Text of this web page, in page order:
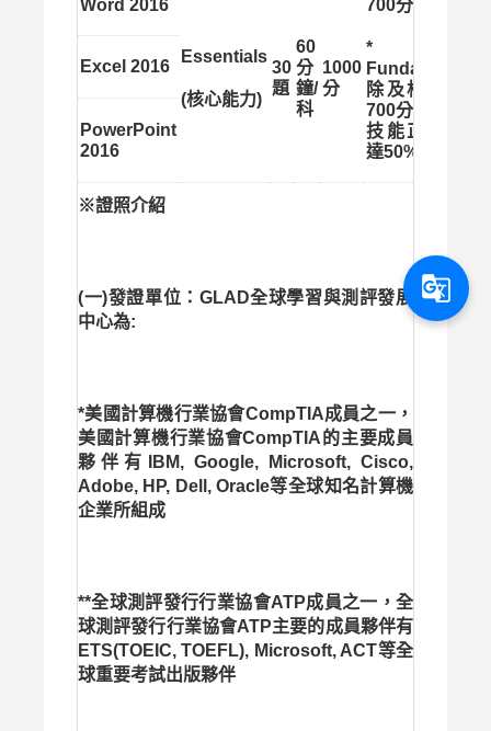
Word 2016
Essentials
(核心能力)
30
題
60
分
鐘/
科
1000
分
700分
*
Fundamentals
除及格分數為
700分外且每一
技能正確率須
達50%以上
Excel 2016
PowerPoint
2016
※證照介紹
(一)發證單位：GLAD全球學習與測評發展
中心為:
*美國計算機行業協會CompTIA成員之一，
美國計算機行業協會CompTIA的主要成員
夥伴有IBM, Google, Microsoft, Cisco,
Adobe, HP, Dell, Oracle等全球知名計算機
企業所組成
**全球測評發行行業協會ATP成員之一，全
球測評發行行業協會ATP主要的成員夥伴有
ETS(TOEIC, TOEFL), Microsoft, ACT等全
球重要考試出版夥伴
g_translate